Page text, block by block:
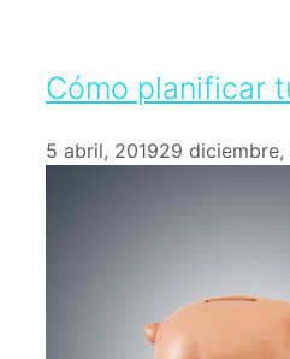
Cómo planificar
5 abril, 201929 diciembre,